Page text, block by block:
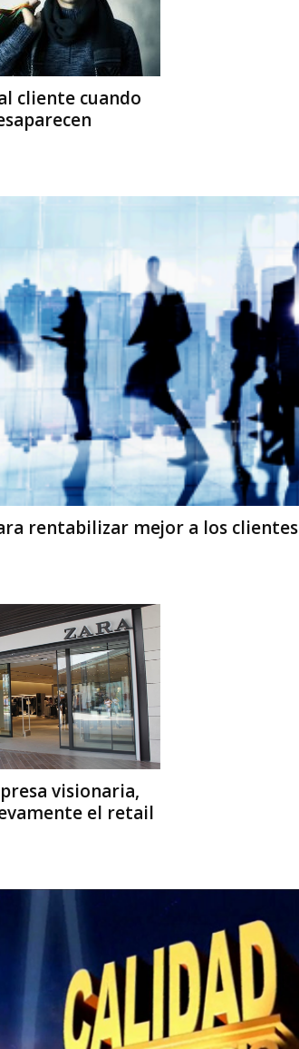
cliente cuando
rentabilizar mejor a los clientes
visionaria,
el retail